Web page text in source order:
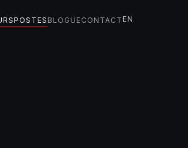
POSTES BLOGUECONTACT EN